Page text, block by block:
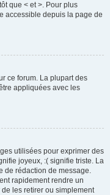
que < et >. Pour plus
accessible depuis la page de
ce forum. La plupart des
appliquées avec les
utilisées pour exprimer des
joyeux, :( signifie triste. La
de rédaction de message.
rapidement rendre un
les retirer ou simplement